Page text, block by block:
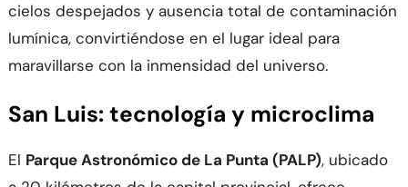
cielos despejados y ausencia total de contaminación
lumínica, convirtiéndose en el lugar ideal para
maravillarse con la inmensidad del universo.​
San Luis: tecnología y microclima
El Parque Astronómico de La Punta (PALP), ubicado